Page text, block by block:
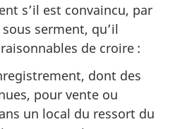
s’il est convaincu, par
serment, qu’il
de croire :
dont des
pour vente ou
un local du ressort du